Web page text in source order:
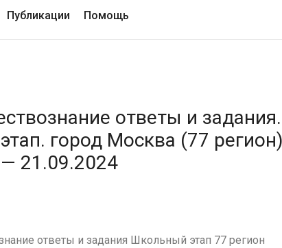
Публикации Помощь
ответы и задания.
город Москва (77 регион)
21.09.2024
ответы и задания Школьный этап 77 регион